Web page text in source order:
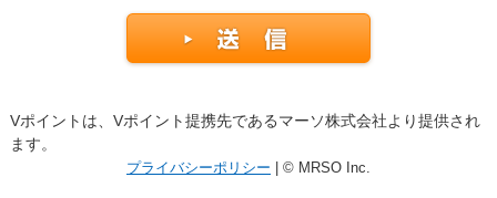
Vポイントは、Vポイント提携先であるマーソ株式会社より提供され
ます。
プライバシーポリシー | © MRSO Inc.